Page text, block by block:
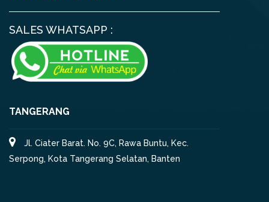
SALES WHATSAPP :
TANGERANG
Jl. Ciater Barat. No. 9C, Rawa Buntu, Kec.
Serpong, Kota Tangerang Selatan, Banten